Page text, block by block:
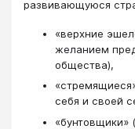
развивающуюся
«верхние
желанием
общества),
себя и своей